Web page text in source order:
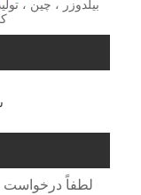
لطفاً درخواست